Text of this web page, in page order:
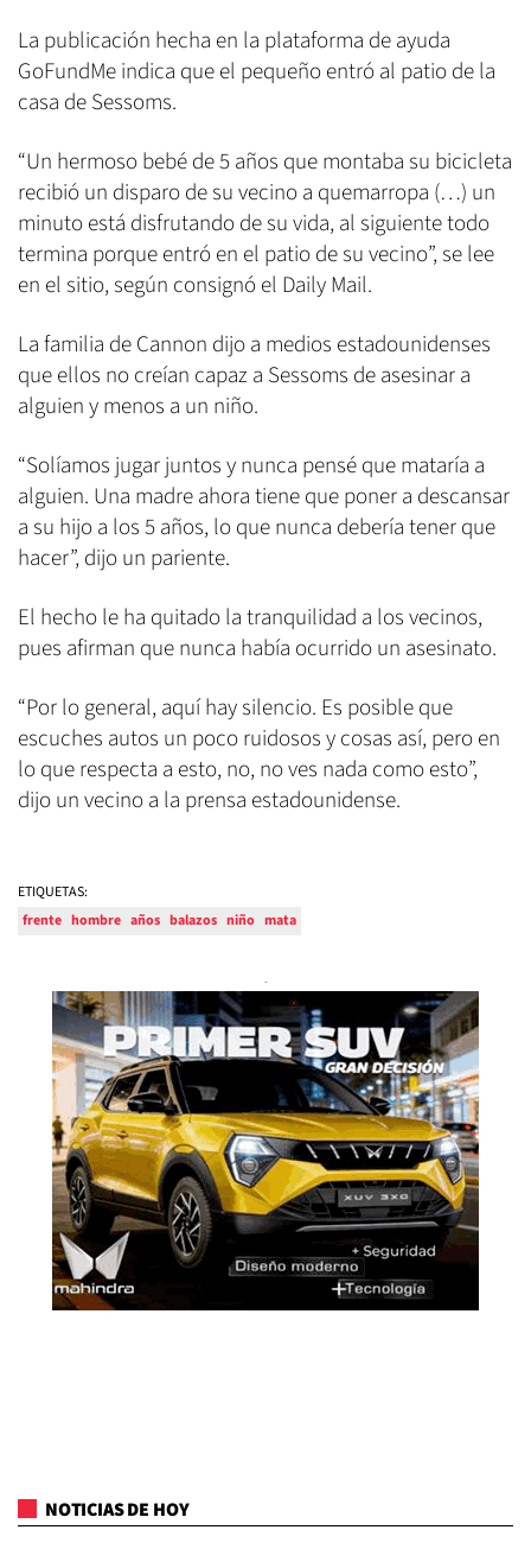
La publicación hecha en la plataforma de ayuda
GoFundMe indica que el pequeño entró al patio de la
casa de Sessoms.
“Un hermoso bebé de 5 años que montaba su bicicleta
recibió un disparo de su vecino a quemarropa (…) un
minuto está disfrutando de su vida, al siguiente todo
termina porque entró en el patio de su vecino”, se lee
en el sitio, según consignó el Daily Mail.
La familia de Cannon dijo a medios estadounidenses
que ellos no creían capaz a Sessoms de asesinar a
alguien y menos a un niño.
“Solíamos jugar juntos y nunca pensé que mataría a
alguien. Una madre ahora tiene que poner a descansar
a su hijo a los 5 años, lo que nunca debería tener que
hacer”, dijo un pariente.
El hecho le ha quitado la tranquilidad a los vecinos,
pues afirman que nunca había ocurrido un asesinato.
“Por lo general, aquí hay silencio. Es posible que
escuches autos un poco ruidosos y cosas así, pero en
lo que respecta a esto, no, no ves nada como esto”,
dijo un vecino a la prensa estadounidense.
ETIQUETAS:
frente hombre años balazos niño mata
NOTICIAS DE HOY